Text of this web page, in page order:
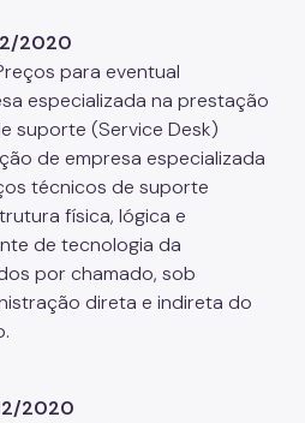
2020
para eventual
especializada na prestação
suporte (Service Desk)
de empresa especializada
técnicos de suporte
física, lógica e
de tecnologia da
por chamado, sob
direta e indireta do
2020